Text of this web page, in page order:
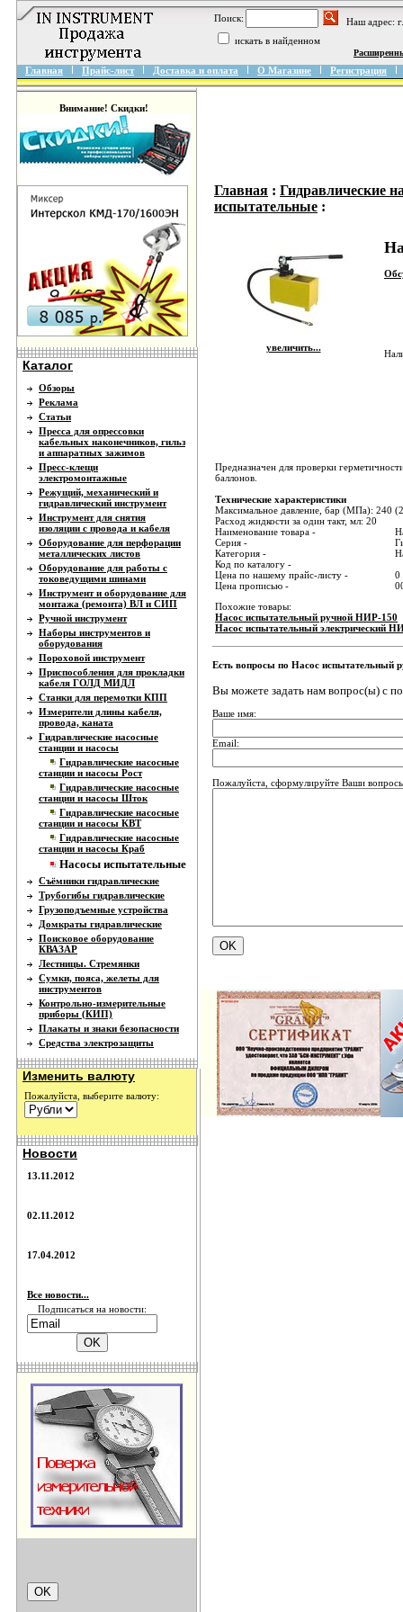
Поиск:
Наш адрес:
искать в найденном
Главная Прайс-лист Доставка и оплата О Магазине Регистрация
Внимание! Скидки!
Каталог
Обзоры
Реклама
Статьи
Пресса для опрессовки
кабельных наконечников, гильз
и аппаратных зажимов
Пресс-клещи
электромонтажные
Режущий, механический и
гидравлический инструмент
Инструмент для снятия
изоляции с провода и кабеля
Оборудование для перфорации
металлических листов
Оборудование для работы с
токоведущими шинами
Инструмент и оборудование для
монтажа (ремонта) ВЛ и СИП
Ручной инструмент
Наборы инструментов и
оборудования
Пороховой инструмент
Приспособления для прокладки
кабеля ГОЛД МИДЛ
Станки для перемотки КПП
Измерители длины кабеля,
провода, каната
Гидравлические насосные
станции и насосы
Гидравлические насосные
станции и насосы Рост
Гидравлические насосные
станции и насосы Шток
Гидравлические насосные
станции и насосы КВТ
Гидравлические насосные
станции и насосы Краб
Насосы испытательные
Съёмники гидравлические
Трубогибы гидравлические
Грузоподъемные устройства
Домкраты гидравлические
Поисковое оборудование
КВАЗАР
Лестницы. Стремянки
Сумки, пояса, желеты для
инструментов
Контрольно-измерительные
приборы (КИП)
Плакаты и знаки безопасности
Средства электрозащиты
Изменить валюту
Пожалуйста, выберите валюту:
Новости
13.11.2012
02.11.2012
17.04.2012
Все новости...
Подписаться на новости:
Главная : Гидравлические
испытательные :
увеличить...
Предназначен для проверки
баллонов.
Технические характеристики
Максимальное давление, бар (МПа): 240
Расход жидкости за один такт, мл: 20
Наименование товара -
Серия -
Категория -
Код по каталогу -
Цена по нашему прайс-листу -
0
Цена прописью -
Похожие товары:
Насос испытательный ручной НИР-150
Насос испытательный электрический
Есть вопросы по Насос испытательный
Вы можете задать нам вопрос(ы) с
Ваше имя:
Email:
Пожалуйста, сформулируйте Ваши